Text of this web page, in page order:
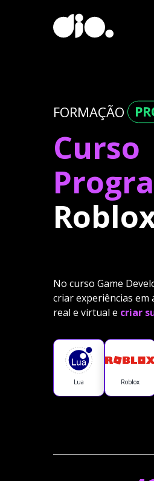
FORMAÇÃO
Curso
No curso Game
criar experiências em
real e virtual e criar
Lua Roblox